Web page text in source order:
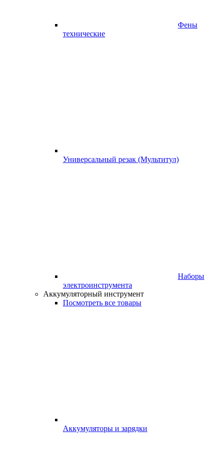
Фены
технические
Универсальный резак (Мультитул)
Наборы
электроинструмента
Аккумуляторный инструмент
Посмотреть все товары
Аккумуляторы и зарядки